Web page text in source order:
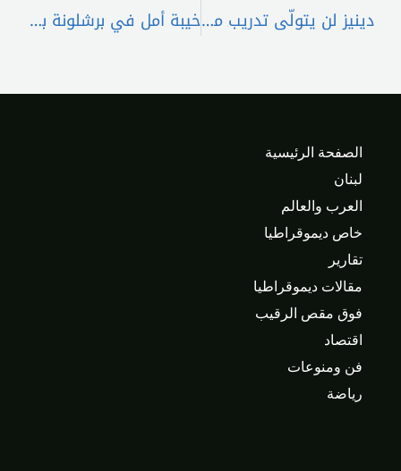
دينيز لن يتولّى تدريب منتخب البرازيل بعد الآن خيبة أمل في برشلونة بسبب رافينيا
الصفحة الرئيسية
لبنان
العرب والعالم
خاص ديموقراطيا
تقارير
مقالات ديموقراطيا
فوق مقص الرقيب
اقتصاد
فن ومنوعات
رياضة